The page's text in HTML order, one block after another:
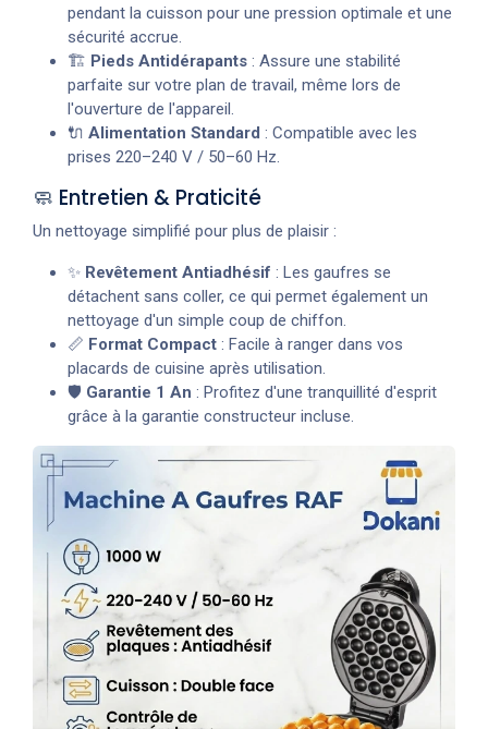
pendant la cuisson pour une pression optimale et une
sécurité accrue.
🏗️ Pieds Antidérapants : Assure une stabilité
parfaite sur votre plan de travail, même lors de
l'ouverture de l'appareil.
🔌 Alimentation Standard : Compatible avec les
prises 220–240 V / 50–60 Hz.
🧼 Entretien & Praticité
Un nettoyage simplifié pour plus de plaisir :
✨ Revêtement Antiadhésif : Les gaufres se
détachent sans coller, ce qui permet également un
nettoyage d'un simple coup de chiffon.
📏 Format Compact : Facile à ranger dans vos
placards de cuisine après utilisation.
🛡️ Garantie 1 An : Profitez d'une tranquillité d'esprit
grâce à la garantie constructeur incluse.